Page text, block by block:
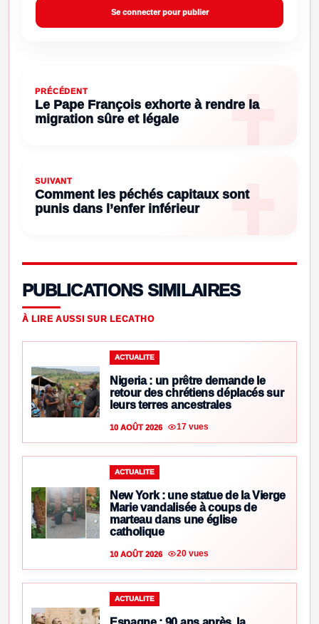
Se connecter pour publier
PRÉCÉDENT
Le Pape François exhorte à rendre la
migration sûre et légale
SUIVANT
Comment les péchés capitaux sont
punis dans l’enfer inférieur
PUBLICATIONS SIMILAIRES
À LIRE AUSSI SUR LECATHO
ACTUALITE
Nigeria : un prêtre demande le
retour des chrétiens déplacés sur
leurs terres ancestrales
10 AOÛT 2026 17 vues
ACTUALITE
New York : une statue de la Vierge
Marie vandalisée à coups de
marteau dans une église
catholique
10 AOÛT 2026 20 vues
ACTUALITE